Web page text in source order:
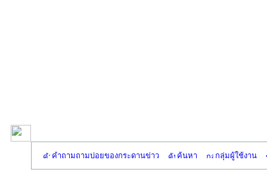
คำถามถามบ่อยของกระดานข่าว ค้นหา กลุ่มผู้ใช้งาน